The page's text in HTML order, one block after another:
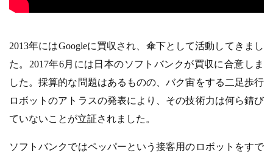
2013年にはGoogleに買収され、傘下として活動してきまし
た。2017年6月には日本のソフトバンクが買収に合意しま
した。採算的な問題はあるものの、バク宙をする二足歩行
ロボットのアトラスの発表により、その技術力は何ら錆び
ていないことが立証されました。
ソフトバンクではペッパーという接客用のロボットをすで